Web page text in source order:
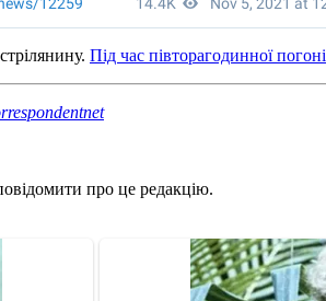
Під час півторагодинної погоні
про це редакцію.